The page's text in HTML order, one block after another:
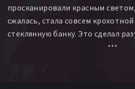
просканировали красным
сжалась, стала совсем
стеклянную банку. Это сделал
Мозголом, владелец самой